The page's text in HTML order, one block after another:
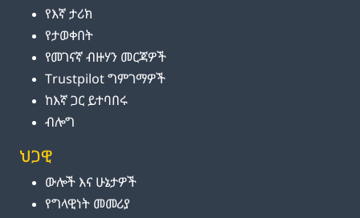
የእኛ ታሪክ
የታወቀበት
የመገናኛ ብዙሃን መርጃዎች
Trustpilot ግምገማዎች
ከእኛ ጋር ይተባበሩ
ብሎግ
ህጋዊ
ውሎች እና ሁኔታዎች
የግላዊነት መመሪያ